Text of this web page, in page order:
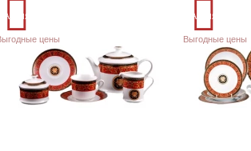
Акция
цены
Акция
Выгодные цены